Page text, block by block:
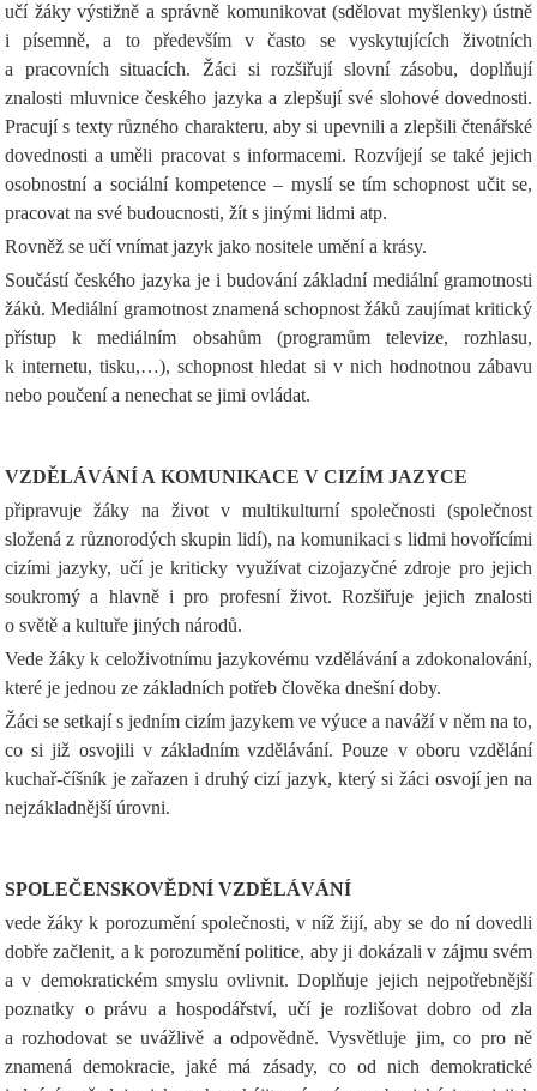
učí žáky výstižně a správně komunikovat (sdělovat myšlenky) ústně
i písemně, a to především v často se vyskytujících životních
a pracovních situacích. Žáci si rozšiřují slovní zásobu, doplňují
znalosti mluvnice českého jazyka a zlepšují své slohové dovednosti.
Pracují s texty různého charakteru, aby si upevnili a zlepšili čtenářské
dovednosti a uměli pracovat s informacemi. Rozvíjejí se také jejich
osobnostní a sociální kompetence – myslí se tím schopnost učit se,
pracovat na své budoucnosti, žít s jinými lidmi atp.
Rovněž se učí vnímat jazyk jako nositele umění a krásy.
Součástí českého jazyka je i budování základní mediální gramotnosti
žáků. Mediální gramotnost znamená schopnost žáků zaujímat kritický
přístup k mediálním obsahům (programům televize, rozhlasu,
k internetu, tisku,…), schopnost hledat si v nich hodnotnou zábavu
nebo poučení a nenechat se jimi ovládat.
VZDĚLÁVÁNÍ A KOMUNIKACE V CIZÍM JAZYCE
připravuje žáky na život v multikulturní společnosti (společnost
složená z různorodých skupin lidí), na komunikaci s lidmi hovořícími
cizími jazyky, učí je kriticky využívat cizojazyčné zdroje pro jejich
soukromý a hlavně i pro profesní život. Rozšiřuje jejich znalosti
o světě a kultuře jiných národů.
Vede žáky k celoživotnímu jazykovému vzdělávání a zdokonalování,
které je jednou ze základních potřeb člověka dnešní doby.
Žáci se setkají s jedním cizím jazykem ve výuce a naváží v něm na to,
co si již osvojili v základním vzdělávání. Pouze v oboru vzdělání
kuchař-číšník je zařazen i druhý cizí jazyk, který si žáci osvojí jen na
nejzákladnější úrovni.
SPOLEČENSKOVĚDNÍ VZDĚLÁVÁNÍ
vede žáky k porozumění společnosti, v níž žijí, aby se do ní dovedli
dobře začlenit, a k porozumění politice, aby ji dokázali v zájmu svém
a v demokratickém smyslu ovlivnit. Doplňuje jejich nejpotřebnější
poznatky o právu a hospodářství, učí je rozlišovat dobro od zla
a rozhodovat se uvážlivě a odpovědně. Vysvětluje jim, co pro ně
znamená demokracie, jaké má zásady, co od nich demokratické